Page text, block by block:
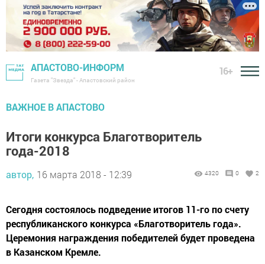
АПАСТОВО-ИНФОРМ
Газета "Звезда" - Апастовский район
16+
ВАЖНОЕ В АПАСТОВО
Итоги конкурса Благотворитель
года-2018
автор, 16 марта 2018 - 12:39 4320 0 2
Сегодня состоялось подведение итогов 11-го по счету
республиканского конкурса «Благотворитель года».
Церемония награждения победителей будет проведена
в Казанском Кремле.